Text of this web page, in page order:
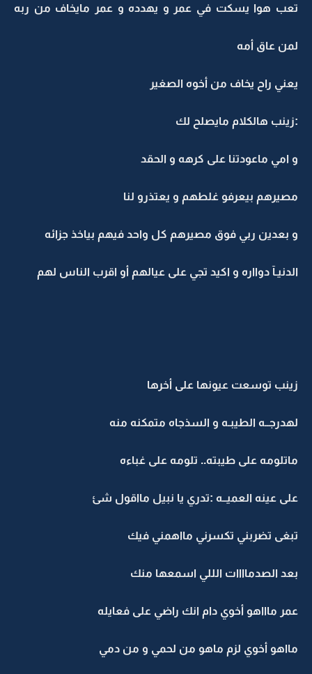
تعب هوا يسكت في عمر و يهدده و عمر مايخاف من ربه
لمن عاق أمه
يعني راح يخاف من أخوه الصغير
:زينب هالكلام مايصلح لك
و امي ماعودتنا على كرهه و الحقد
مصيرهم بيعرفو غلطهم و يعتذرو لنا
و بعدين ربي فوق مصيرهم كل واحد فيهم بياخذ جزائه
الدنيـآ دوااره و اكيد تجي على عيالهم أو اقرب الناس لهم
زينب توسعت عيونها على أخرها
لهدرجــه الطيبـه و السذجاه متمكنه منه
ماتلومه على طيبته.. تلومه على غباءه
على عينه العميــه :تدري يا نبيل مااقول شئ
تبغى تضربني تكسرني مااهمني فيك
بعد الصدماااات الللي اسمعها منك
عمر ماااهو أخوي دام انك راضي على فعايله
مااهو أخوي لزم ماهو من لحمي و من دمي